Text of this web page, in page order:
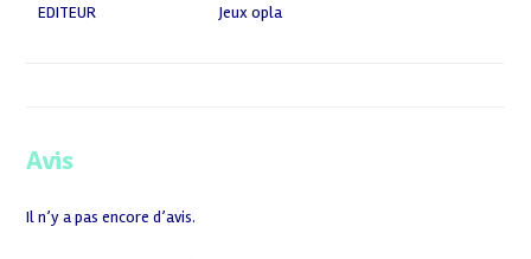
EDITEUR Jeux opla
Avis
Il n’y a pas encore d’avis.